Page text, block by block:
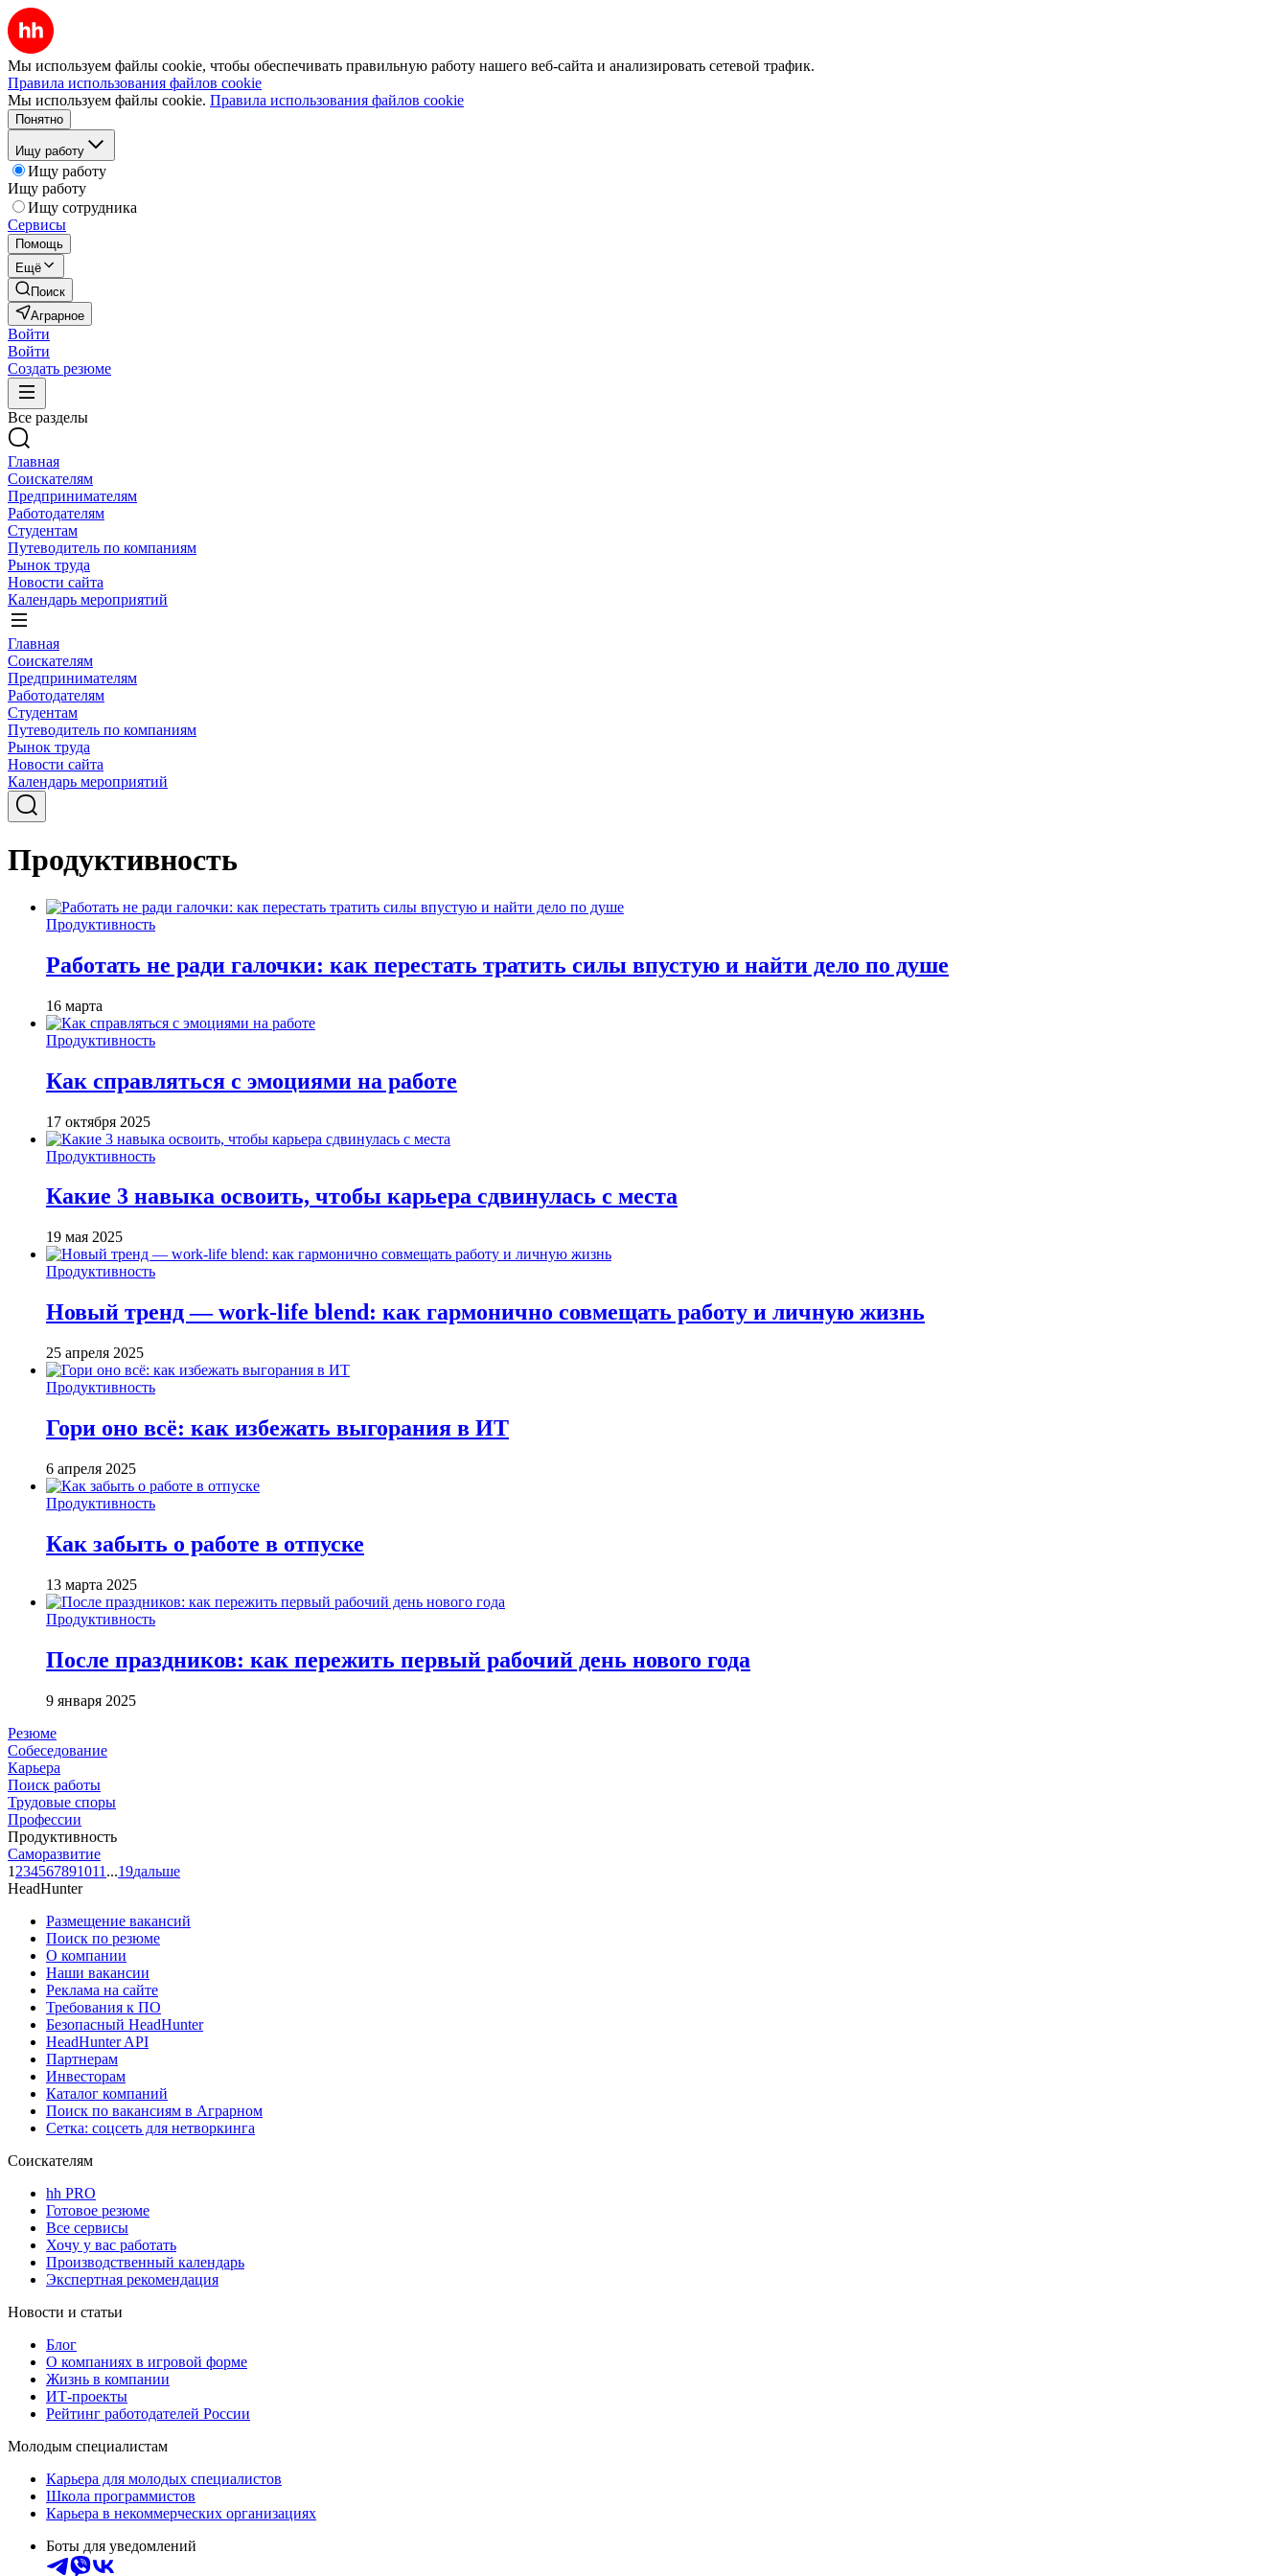
Мы используем файлы cookie, чтобы обеспечивать правильную работу нашего веб-сайта и анализировать сетевой трафик.
Правила использования файлов cookie
Мы используем файлы cookie. Правила использования файлов cookie
Понятно
Ищу работу
Ищу работу
Ищу работу
Ищу сотрудника
Сервисы
Помощь
Ещё
Поиск
Аграрное
Войти
Войти
Создать резюме
Все разделы
Главная
Соискателям
Предпринимателям
Работодателям
Студентам
Путеводитель по компаниям
Рынок труда
Новости сайта
Календарь мероприятий
Главная
Соискателям
Предпринимателям
Работодателям
Студентам
Путеводитель по компаниям
Рынок труда
Новости сайта
Календарь мероприятий
Продуктивность
Продуктивность
Работать не ради галочки: как перестать тратить силы впустую и найти дело по душе
16 марта
Продуктивность
Как справляться с эмоциями на работе
17 октября 2025
Продуктивность
Какие 3 навыка освоить, чтобы карьера сдвинулась с места
19 мая 2025
Продуктивность
Новый тренд — work-life blend: как гармонично совмещать работу и личную жизнь
25 апреля 2025
Продуктивность
Гори оно всё: как избежать выгорания в ИТ
6 апреля 2025
Продуктивность
Как забыть о работе в отпуске
13 марта 2025
Продуктивность
После праздников: как пережить первый рабочий день нового года
9 января 2025
Резюме
Собеседование
Карьера
Поиск работы
Трудовые споры
Профессии
Продуктивность
Саморазвитие
1 234567891011 ...19дальше
HeadHunter
Размещение вакансий
Поиск по резюме
О компании
Наши вакансии
Реклама на сайте
Требования к ПО
Безопасный HeadHunter
HeadHunter API
Партнерам
Инвесторам
Каталог компаний
Поиск по вакансиям в Аграрном
Сетка: соцсеть для нетворкинга
Соискателям
hh PRO
Готовое резюме
Все сервисы
Хочу у вас работать
Производственный календарь
Экспертная рекомендация
Новости и статьи
Блог
О компаниях в игровой форме
Жизнь в компании
ИТ-проекты
Рейтинг работодателей России
Молодым специалистам
Карьера для молодых специалистов
Школа программистов
Карьера в некоммерческих организациях
Боты для уведомлений